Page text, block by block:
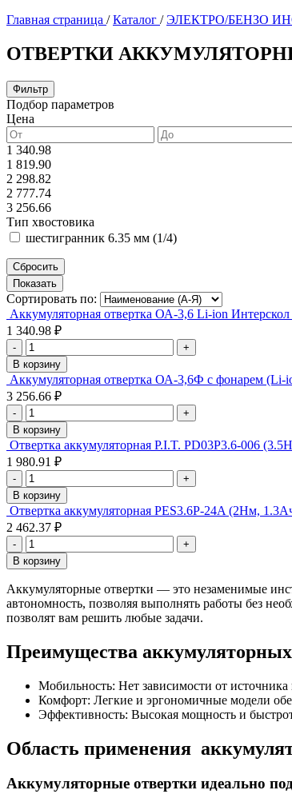
Главная страница / Каталог / ЭЛЕКТРО/БЕНЗО
ОТВЕРТКИ
Фильтр
Подбор параметров
Цена
1 340.98
1 819.90
2 298.82
2 777.74
3 256.66
Тип хвостовика
шестигранник 6.35 мм (1/4)
Сортировать по:
Аккумуляторная отвертка ОА-3,6 Li-ion Интерскол
1 340.98 ₽
-
+
В корзину
Аккумуляторная отвертка ОА-3,6Ф с фонарем (Li-
3 256.66 ₽
-
+
В корзину
Отвертка аккумуляторная P.I.T. PD03P3.6-006
1 980.91 ₽
-
+
В корзину
Отвертка аккумуляторная PES3.6P-24A (2Нм,
2 462.37 ₽
-
+
В корзину
Аккумуляторные отвертки — это незаменимые
автономность, позволяя выполнять работы без
позволят вам решить любые задачи.
Преимущества аккумуляторных
Мобильность: Нет зависимоcти от
Комфорт: Легкие и эргономичные модели
Эффективность: Высокая мощность и
Область применения
Аккумуляторные отвертки идеально